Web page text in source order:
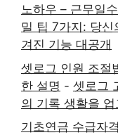
노하우 – 근무일
밀 팁 7가지: 당신
겨진 기능 대공개
셋로그 인원 조절
한 설명 - 셋로그
의 기록 생활을
기초연금 수급자